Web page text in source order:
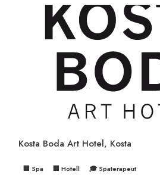
Kosta Boda Art Hotel, Kosta
🏢 Spa 🏢 Hotell 🎓 Spaterapeut